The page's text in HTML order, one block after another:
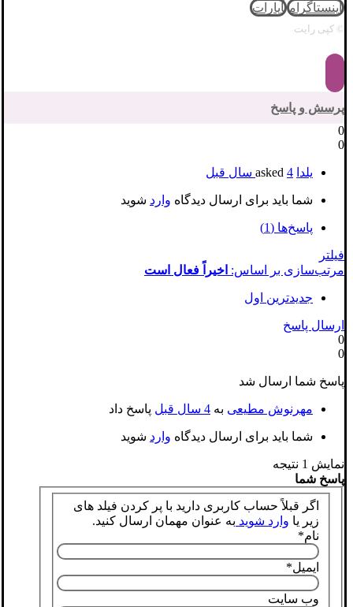
اینستاگرام آپارات
© کپی رایت
پرسش و پاسخ
0
0
یلدا 4 سال قبل
شما باید برای ارسال دیدگاه وارد شوید
پاسخ‌ها (1)
فیلتر
مرتب‌سازی بر اساس: اخیراً فعال است
جدیدترین اول
ارسال پاسخ
0
0
پاسخ شما ارسال شد
مهرنوش مطیعی به 4 سال قبل پاسخ داد
شما باید برای ارسال دیدگاه وارد شوید
نمایش 1 نتیجه
پاسخ شما
اگر قبلاً حساب کاربری دارید با پر کردن فیلد های
زیر یا وارد شوید به عنوان مهمان ارسال کنید.
نام*
ایمیل*
وب سایت